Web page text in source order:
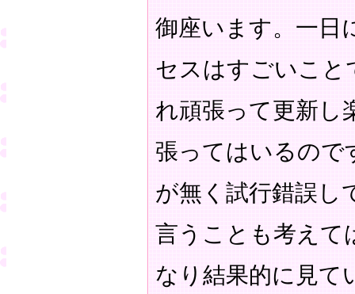
御座います。一日
セスはすごいこ
れ頑張って更新し
張ってはいるの
が無く試行錯誤し
言うことも考えて
なり結果的に見て